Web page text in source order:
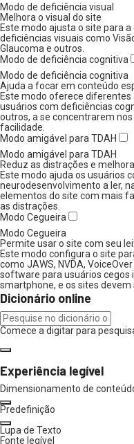
Modo de deficiência visual
Melhora o visual do site
Este modo ajusta o site para
deficiências visuais como
Glaucoma e outros.
Modo de deficiência cognitiva
Modo de deficiência cognitiva
Ajuda a focar em conteúdo
Este modo oferece diferentes
usuários com deficiências
outros, a se concentrarem
facilidade.
Modo amigável para TDAH
Modo amigável para TDAH
Reduz as distrações e
Este modo ajuda os usuários
neurodesenvolvimento a ler,
elementos do site com mais
as distrações.
Modo Cegueira
Modo Cegueira
Permite usar o site com seu
Este modo configura o site
como JAWS, NVDA,
software para usuários
smartphone, e os sites devem
Dicionário online
Comece a digitar para
Experiência legível
Dimensionamento de
Predefinição
Lupa de Texto
Fonte legível